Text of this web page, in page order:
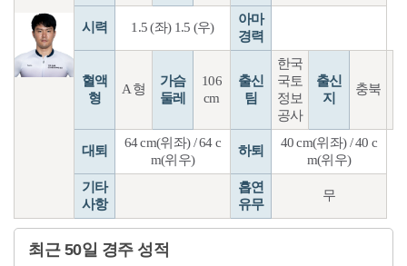
시력 1.5 (좌) 1.5 (우)
아마
경력
혈액
형
A 형
가슴
둘레
106
cm
출신
팀
한국
국토
정보
공사
출신
지
충북
대퇴
64 cm(위좌) / 64 c
m(위우)
하퇴
40 cm(위좌) / 40 c
m(위우)
기타
사항
흡연
유무
무